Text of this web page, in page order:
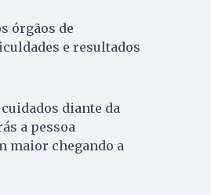
órgãos de
e resultados
diante da
a pessoa
maior chegando a